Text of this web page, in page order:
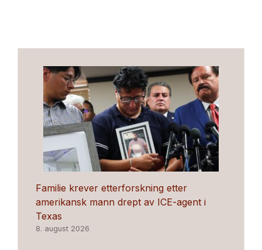
Familie krever etterforskning etter
amerikansk mann drept av ICE-agent i
Texas
8. august 2026